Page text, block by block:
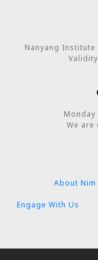
Nanyang Institute
Monday
We are
About Nim
Engage With Us